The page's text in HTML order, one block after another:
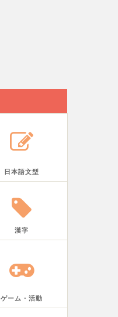
日本語文型
漢字
ゲーム・活動